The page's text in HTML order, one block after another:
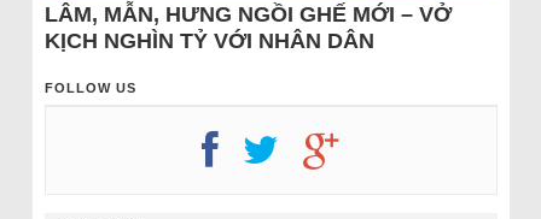
LÂM, MẪN, HƯNG NGỒI GHẾ MỚI – VỞ
KỊCH NGHÌN TỶ VỚI NHÂN DÂN
FOLLOW US